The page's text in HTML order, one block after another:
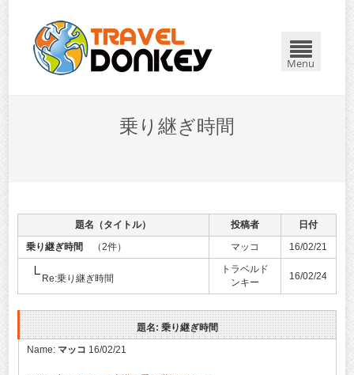
Menu
乗り継ぎ時間
題名（タイトル） 投稿者
日付
乗り継ぎ時間 （2件） マッコ 16/02/21
Re:乗り継ぎ時間
トラベルド
ンキー
16/02/24
題名: 乗り継ぎ時間
Name: マッコ 16/02/21